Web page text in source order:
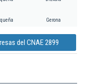
Gerona
del CNAE 2899